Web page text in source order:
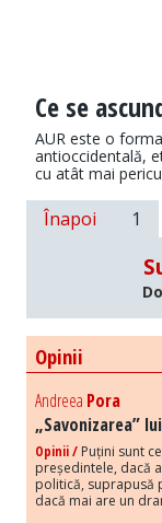
Ce se
AUR este o
antioccidentală,
cu atât mai
Înapoi 1
Opinii
Andreea Pora
„Savonizarea”
Opinii / Puțini sunt
președintele, dacă
politică, suprapusă
dacă mai are un